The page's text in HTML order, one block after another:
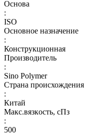
Основа
:
ISO
Основное назначение
:
Конструкционная
Производитель
:
Sino Polymer
Страна происхождения
:
Китай
Макс.вязкoсть, сПз
:
500